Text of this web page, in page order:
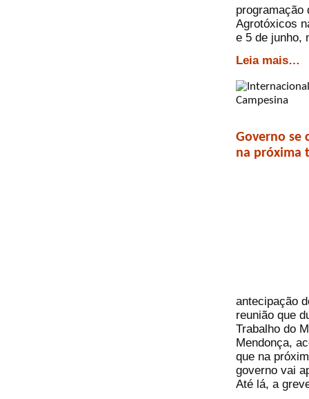
programação
Agrotóxicos
e 5 de junho,
Leia mais…
Governo se
na próxima
antecipação
reunião que
Trabalho do
Mendonça,
que na
governo vai
Até lá, a